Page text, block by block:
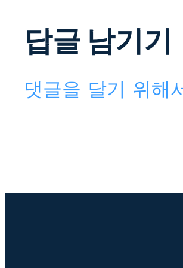
답글 남기기
댓글을 달기 위해